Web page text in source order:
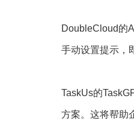
DoubleCloud的
手动设置提示，
TaskUs的
方案。这将帮助